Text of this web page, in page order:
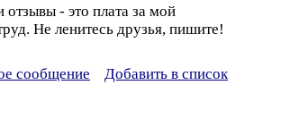
- это плата за мой
Не ленитесь друзья, пишите!
сообщение
Добавить в список